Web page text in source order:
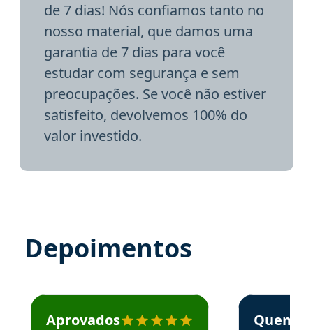
de 7 dias! Nós confiamos tanto no
nosso material, que damos uma
garantia de 7 dias para você
estudar com segurança e sem
preocupações. Se você não estiver
satisfeito, devolvemos 100% do
valor investido.
Depoimentos
Estudante José recomenda o Aprova Concursos em
Aprovados
Estudante
Quem